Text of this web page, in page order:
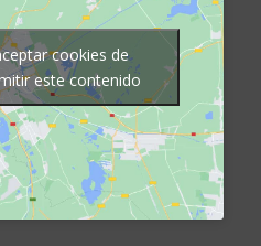
cookies de
este contenido